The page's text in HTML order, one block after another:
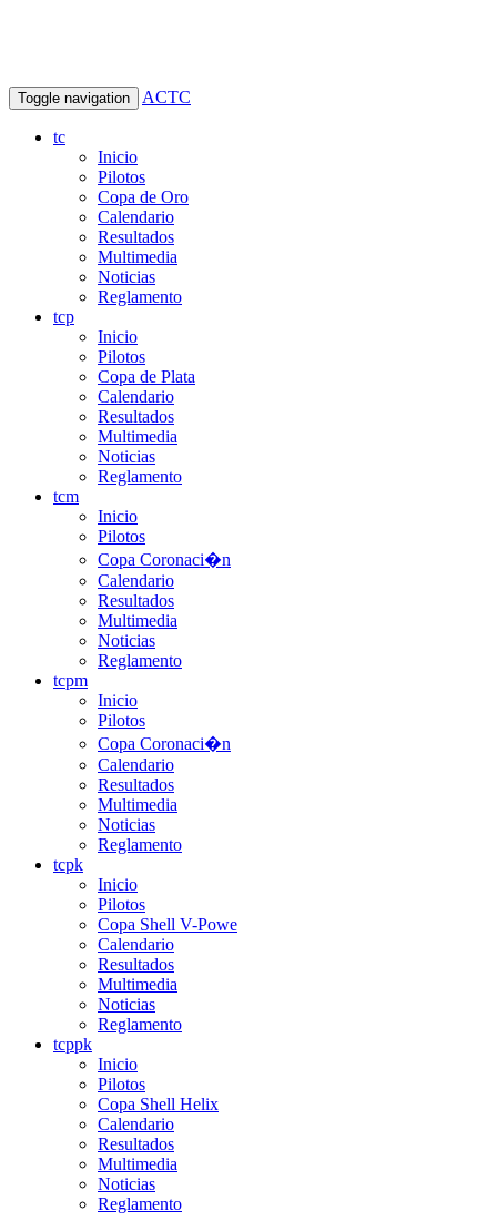
Toggle navigation ACTC
tc
Inicio
Pilotos
Copa de Oro
Calendario
Resultados
Multimedia
Noticias
Reglamento
tcp
Inicio
Pilotos
Copa de Plata
Calendario
Resultados
Multimedia
Noticias
Reglamento
tcm
Inicio
Pilotos
Copa Coronaci�n
Calendario
Resultados
Multimedia
Noticias
Reglamento
tcpm
Inicio
Pilotos
Copa Coronaci�n
Calendario
Resultados
Multimedia
Noticias
Reglamento
tcpk
Inicio
Pilotos
Copa Shell V-Powe
Calendario
Resultados
Multimedia
Noticias
Reglamento
tcppk
Inicio
Pilotos
Copa Shell Helix
Calendario
Resultados
Multimedia
Noticias
Reglamento